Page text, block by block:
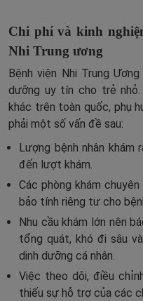
Chi phí và kinh
Nhi Trung ương
Bệnh viện Nhi Trung
dưỡng uy tín cho trẻ
khác trên toàn quốc, phụ
phải một số vấn đề sau:
Lượng bệnh nhân
đến lượt khám.
Các phòng khám
bảo tính riêng tư cho
Nhu cầu khám lớn nên
tổng quát, khó đi sâu
dinh dưỡng cá nhân.
Việc theo dõi, điều
thiếu sự hỗ trợ của các